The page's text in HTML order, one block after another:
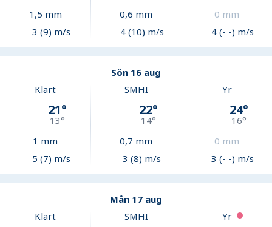
1,5 mm
3 (9) m/s
0,6 mm
4 (10) m/s
0 mm
4 (- -) m/s
Sön 16 aug
Klart
21°
13°
1 mm
5 (7) m/s
SMHI
22°
14°
0,7 mm
3 (8) m/s
Yr
24°
16°
0 mm
3 (- -) m/s
Mån 17 aug
Klart
SMHI Yr